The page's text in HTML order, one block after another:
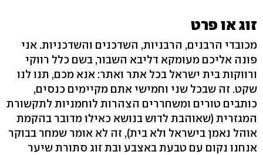
זוג או פרט
מכובדי הרבנים, הרבניות, השדכנים והשדכניות. אני
פונה אליכם מעומקא דליבא השבור, בשם כלל רווקי
ורווקות בית ישראל בכל אתר ואתר: אנא מכם, תנו לנו
שקט. זה שבכל שני וחמישי אתם מקיימים כנסים,
כותבים טורים ומשחררים הצהרות לוחמניות לתקשורת
המגזרית (שאוהבת לדוש בנושא כאילו מדובר בהקמת
אוהל נאמן בישראל ולא בית), זה לא אומר שמחר בבוקר
אנחנו נקום עם טבעת באצבע ובת זוג סתורת שיער